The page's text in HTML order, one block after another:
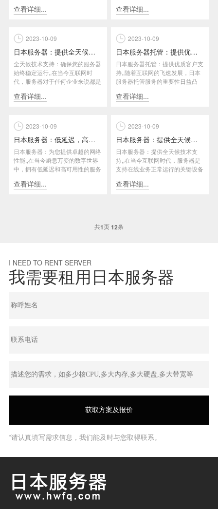
查看详细... 查看详细...
2023-10-09
日本服务器：提供全天候技术支持
全天候技术支持：确保您的服务器
始终稳定运行,,在当今互联网时
代，服务器对于任何企业来说都是
您...
查看详细...
2023-10-09
日本服务器托管：提供优质客户支持
日本服务器托管：提供优质客户支
持,,随着互联网的飞速发展，日本
服务器托管服务的重要性日益凸
提...
查看详细...
2023-10-09
日本服务器：低延迟，高可用性
日本服务器：为您提供卓越的网络
性能,,在当今瞬息万变的数字世界
中，拥有低延迟和高可用性的服务
查看详细...
2023-10-09
日本服务器：提供全天候技术支持
日本服务器：提供全天候技术支
持,,在当今互联网时代，服务器是
支持在线业务正常运行的关键设备
客...
查看详细...
共1页12条
I NEED TO RENT SERVER
我需要租用日本服务器
*请认真填写需求信息，我们能及时与您取得联系。